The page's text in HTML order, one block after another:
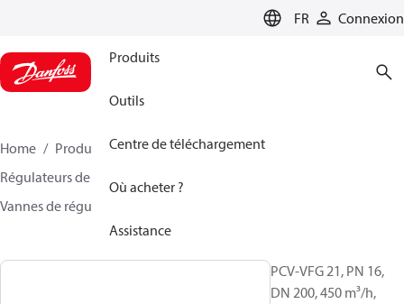
FR Connexion
Produits
Outils
Centre de téléchargement
Où acheter ?
Assistance
Home Produits
Climate Solutions - chauffage
Régulateurs de pression et contrôleurs de débit
Vannes de régulation pilote
PCV-VFG 21, PN 16,
DN 200, 450 m³/h,